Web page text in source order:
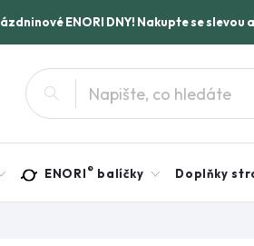
ENORI DNY! Nakupte se slevou
ENORI ® balíčky Doplňky